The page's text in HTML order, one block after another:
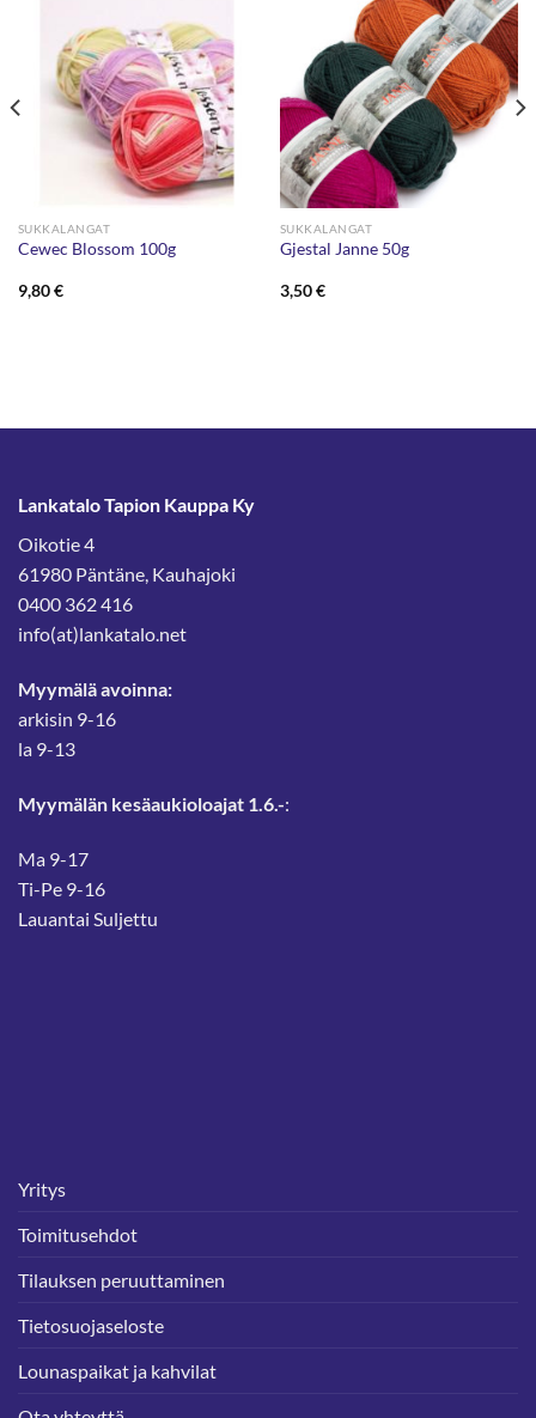
SUKKALANGAT
Cewec Blossom 100g
9,80€
SUKKALANGAT
Gjestal Janne 50g
3,50€
Lankatalo Tapion Kauppa Ky
Oikotie 4
61980 Päntäne, Kauhajoki
0400 362 416
info(at)lankatalo.net
Myymälä avoinna:
arkisin 9-16
la 9-13
Myymälän kesäaukioloajat 1.6.-:
Ma 9-17
Ti-Pe 9-16
Lauantai Suljettu
Yritys
Toimitusehdot
Tilauksen peruuttaminen
Tietosuojaseloste
Lounaspaikat ja kahvilat